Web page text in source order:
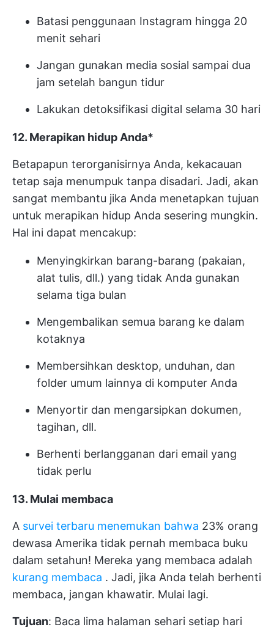
Batasi penggunaan Instagram hingga 20
menit sehari
Jangan gunakan media sosial sampai dua
jam setelah bangun tidur
Lakukan detoksifikasi digital selama 30 hari
12. Merapikan hidup Anda*
Betapapun terorganisirnya Anda, kekacauan
tetap saja menumpuk tanpa disadari. Jadi, akan
sangat membantu jika Anda menetapkan tujuan
untuk merapikan hidup Anda sesering mungkin.
Hal ini dapat mencakup:
Menyingkirkan barang-barang (pakaian,
alat tulis, dll.) yang tidak Anda gunakan
selama tiga bulan
Mengembalikan semua barang ke dalam
kotaknya
Membersihkan desktop, unduhan, dan
folder umum lainnya di komputer Anda
Menyortir dan mengarsipkan dokumen,
tagihan, dll.
Berhenti berlangganan dari email yang
tidak perlu
13. Mulai membaca
A survei terbaru menemukan bahwa 23% orang
dewasa Amerika tidak pernah membaca buku
dalam setahun! Mereka yang membaca adalah
kurang membaca . Jadi, jika Anda telah berhenti
membaca, jangan khawatir. Mulai lagi.
Tujuan: Baca lima halaman sehari setiap hari